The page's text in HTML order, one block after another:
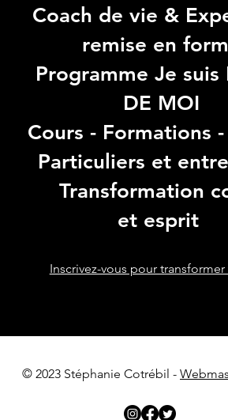
Coach de vie &
remise en
Programme Je suis
DE MOI
Cours - Formations
Particuliers et
Transformation
et esprit
Inscrivez-vous pour
© 2023 Stéphanie Cotrébil -